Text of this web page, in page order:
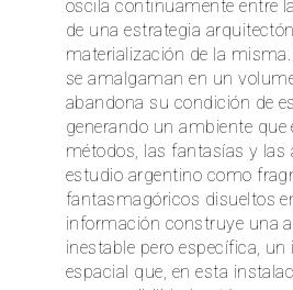
oscila continuamente entre
de una estrategia
materialización de la
se amalgaman en un
abandona su condición de
generando un ambiente que
métodos, las fantasías y las
estudio argentino como
fantasmagóricos disueltos
información construye una
inestable pero específica,
espacial que, en esta